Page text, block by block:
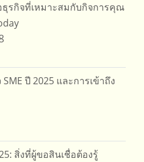
ธุรกิจที่เหมาะสมกับกิจการคุณ
ปี 2025 และการเข้าถึง
สิ่งที่ผู้ขอสินเชื่อต้องรู้